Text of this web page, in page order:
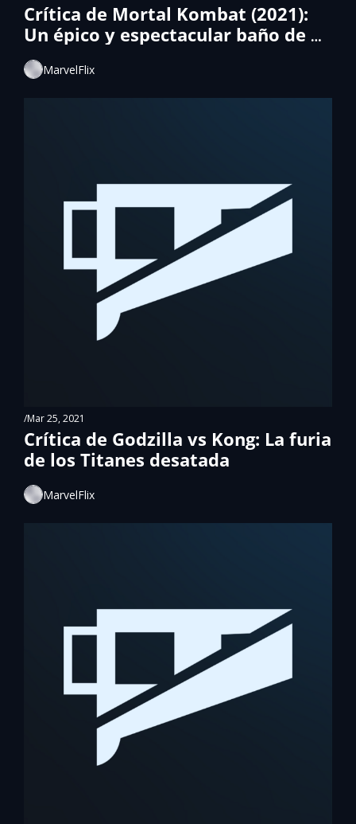
Crítica de Mortal Kombat (2021):
Un épico y espectacular baño de
sangre
MarvelFlix
/Mar 25, 2021
Crítica de Godzilla vs Kong: La furia
de los Titanes desatada
MarvelFlix